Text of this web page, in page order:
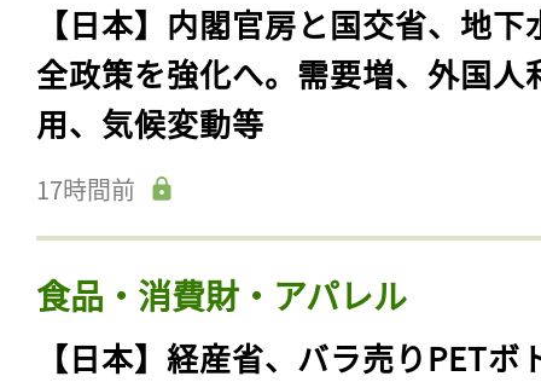
【日本】内閣官房と国交省、地下
全政策を強化へ。需要増、外国人
用、気候変動等
17時間前
食品・消費財・アパレル
【日本】経産省、バラ売りPETボ